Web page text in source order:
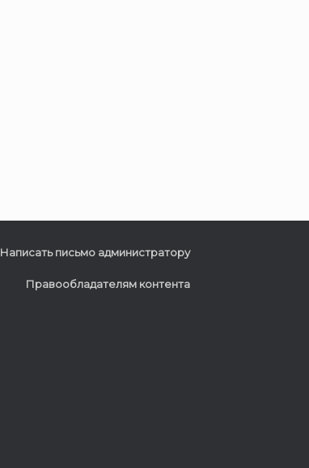
Написать письмо администратору
Правообладателям контента